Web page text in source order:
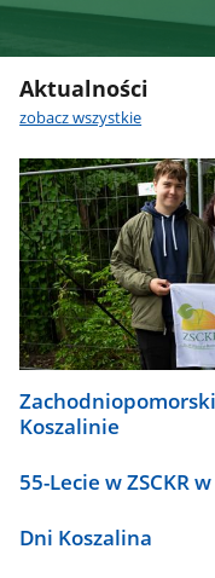
Aktualności
zobacz wszystkie
Koszalinie
55-Lecie w ZSCKR
Dni Koszalina